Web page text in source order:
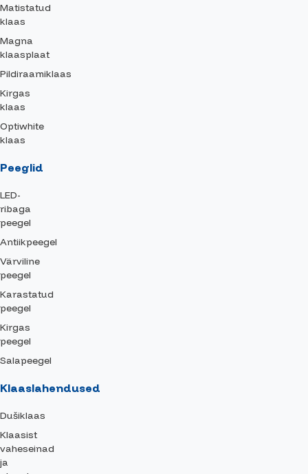
Matistatud
klaas
Magna
klaasplaat
Pildiraamiklaas
Kirgas
klaas
Optiwhite
klaas
Peeglid
LED-
ribaga
peegel
Antiikpeegel
Värviline
peegel
Karastatud
peegel
Kirgas
peegel
Salapeegel
Klaaslahendused
Dušiklaas
Klaasist
vaheseinad
ja